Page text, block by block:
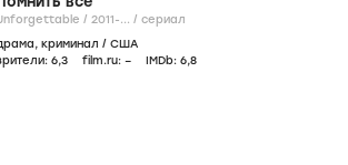
Unforgettable / 2011-... / сериал
, криминал / США
6,3 film.ru: – IMDb: 6,8